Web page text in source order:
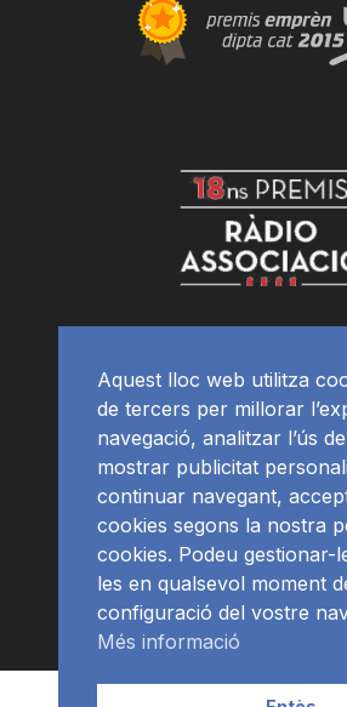
APP
Aquest lloc web utilitza
de tercers per millorar
navegació, analitzar l’ús
mostrar publicitat
continuar navegant,
cookies segons la nostra
cookies. Podeu gestionar-
les en qualsevol moment
configuració del vostre
Més informació